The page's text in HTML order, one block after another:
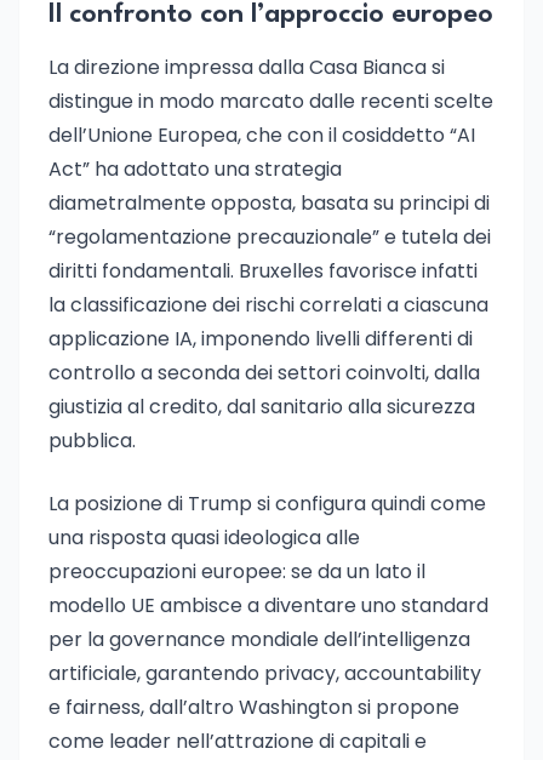
Il confronto con l’approccio europeo
La direzione impressa dalla Casa Bianca si
distingue in modo marcato dalle recenti scelte
dell’Unione Europea, che con il cosiddetto “AI
Act” ha adottato una strategia
diametralmente opposta, basata su principi di
“regolamentazione precauzionale” e tutela dei
diritti fondamentali. Bruxelles favorisce infatti
la classificazione dei rischi correlati a ciascuna
applicazione IA, imponendo livelli differenti di
controllo a seconda dei settori coinvolti, dalla
giustizia al credito, dal sanitario alla sicurezza
pubblica.
La posizione di Trump si configura quindi come
una risposta quasi ideologica alle
preoccupazioni europee: se da un lato il
modello UE ambisce a diventare uno standard
per la governance mondiale dell’intelligenza
artificiale, garantendo privacy, accountability
e fairness, dall’altro Washington si propone
come leader nell’attrazione di capitali e